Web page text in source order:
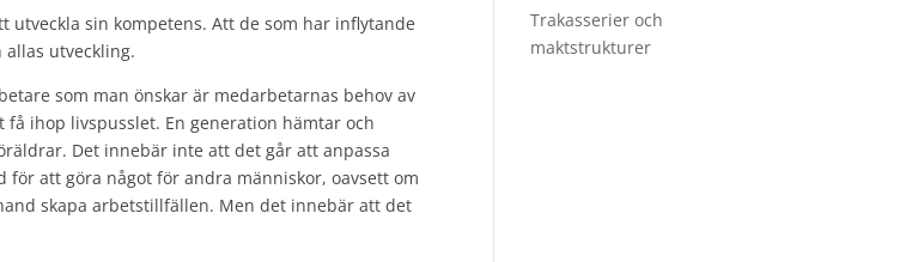
sin kompetens. Att de som har inflytande
utveckling.
som man önskar är medarbetarnas behov av
ihop livspusslet. En generation hämtar och
Det innebär inte att det går att anpassa
att göra något för andra människor, oavsett om
skapa arbetstillfällen. Men det innebär att det
Trakasserier och
maktstrukturer